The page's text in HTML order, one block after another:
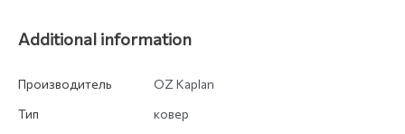
Additional information
Производитель
OZ Kaplan
Тип
ковер